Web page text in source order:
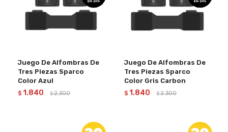
Juego De Alfombras De
Tres Piezas Sparco
Color Azul
$ 1.840 $ 2.300
Juego De Alfombras De
Tres Piezas Sparco
Color Gris Carbon
$ 1.840 $ 2.300